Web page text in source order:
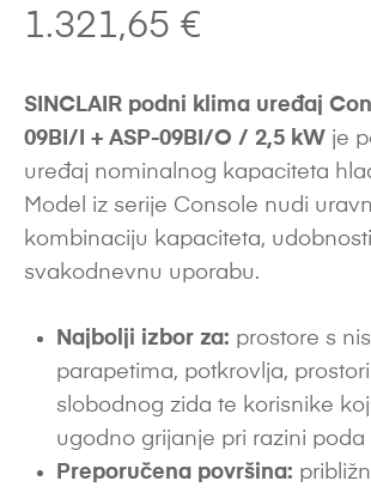
1.321,65 €
SINCLAIR podni klima uređaj
09BI/I + ASP-09BI/O / 2,5 kW je
uređaj nominalnog kapaciteta
Model iz serije Console nudi
kombinaciju kapaciteta,
svakodnevnu uporabu.
Najbolji izbor za: prostore s
parapetima, potkrovlja,
slobodnog zida te korisnike
ugodno grijanje pri razini poda
Preporučena površina: